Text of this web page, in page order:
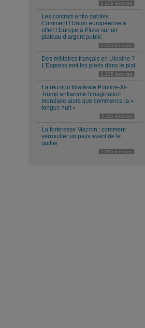
1,139 lectures
Les contrats enfin publiés :
Comment l’Union européenne a
offert l’Europe à Pfizer sur un
plateau d’argent public
1,131 lectures
Des militaires français en Ukraine ?
L’Express met les pieds dans le plat
1,128 lectures
La réunion trilatérale Poutine-Xi-
Trump enflamme l'imagination
mondiale alors que commence la «
longue nuit »
1,111 lectures
La forteresse Macron : comment
verrouiller un pays avant de le
quitter
1,083 lectures